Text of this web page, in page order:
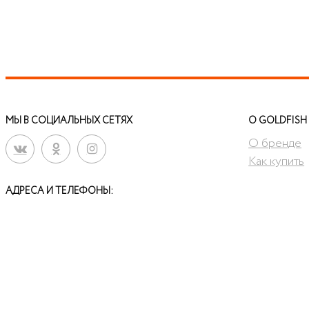
МЫ В СОЦИАЛЬНЫХ СЕТЯХ
АДРЕСА И ТЕЛЕФОНЫ:
О GOLDFISH
О бренде
Как купить